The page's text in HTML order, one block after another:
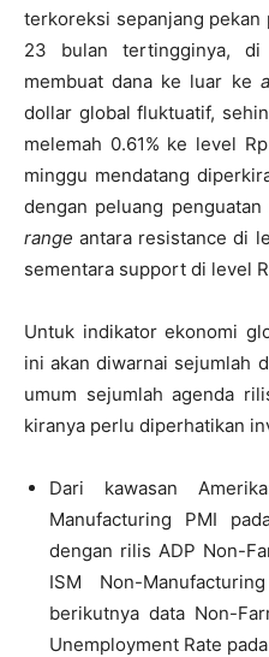
terkoreksi sepanjang pekan
23 bulan tertingginya,
membuat dana ke luar ke
dollar global fluktuatif,
melemah 0.61% ke level
minggu mendatang
dengan peluang
range antara resistance di
sementara support di level
Untuk indikator ekonomi
ini akan diwarnai sejumlah
umum sejumlah agenda
kiranya perlu diperhatikan
Dari kawasan
Manufacturing PMI
dengan rilis ADP Non-
ISM Non-
berikutnya data Non-
Unemployment Rate